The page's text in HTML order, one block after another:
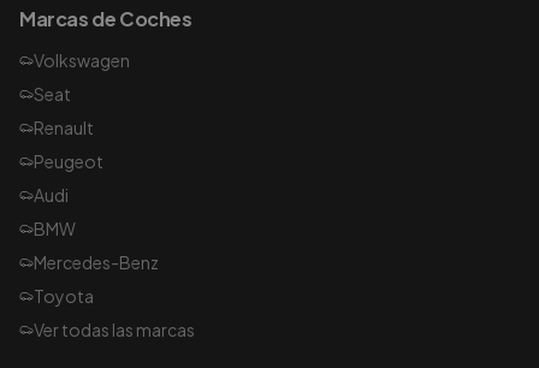
Marcas de Coches
Volkswagen
Seat
Renault
Peugeot
Audi
BMW
Mercedes-Benz
Toyota
Ver todas las marcas